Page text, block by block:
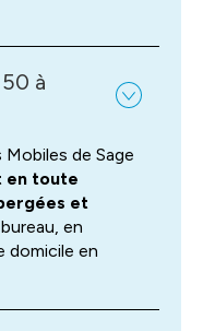
à
de Sage
en toute
et
en
domicile en